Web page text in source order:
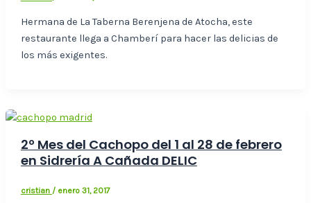
Hermana de La Taberna Berenjena de Atocha, este
restaurante llega a Chamberí para hacer las delicias de
los más exigentes.
2º Mes del Cachopo del 1 al 28 de febrero
en Sidrería A Cañada DELIC
cristian / enero 31, 2017